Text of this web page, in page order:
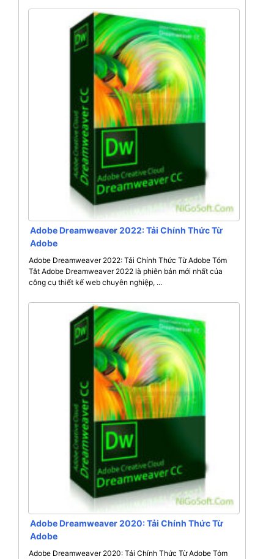
Adobe Dreamweaver 2022: Tải Chính Thức Từ
Adobe
Adobe Dreamweaver 2022: Tải Chính Thức Từ Adobe Tóm
Tắt Adobe Dreamweaver 2022 là phiên bản mới nhất của
công cụ thiết kế web chuyên nghiệp, ...
Adobe Dreamweaver 2020: Tải Chính Thức Từ
Adobe
Adobe Dreamweaver 2020: Tải Chính Thức Từ Adobe Tóm